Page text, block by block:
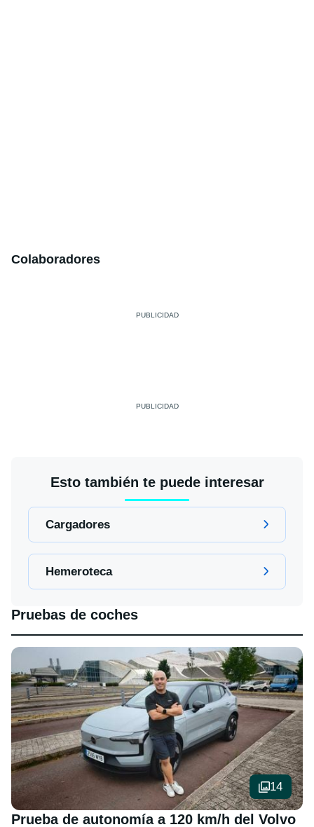
Colaboradores
Esto también te puede interesar
Cargadores
Hemeroteca
Pruebas de coches
14
Prueba de autonomía a 120 km/h del Volvo